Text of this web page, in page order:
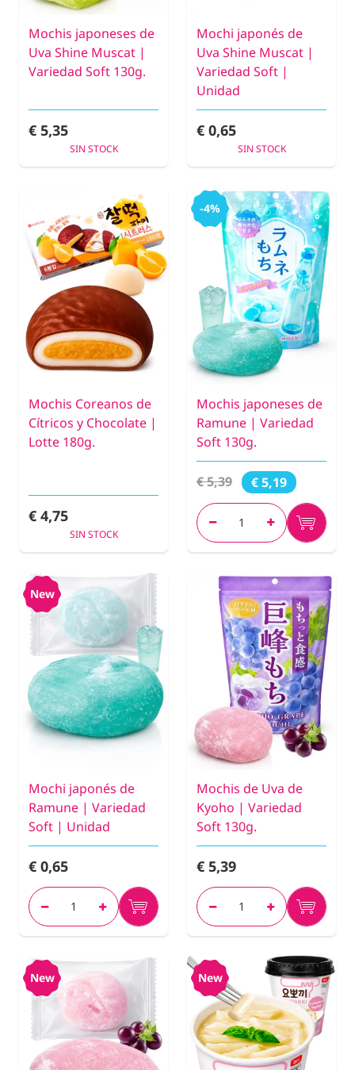
Mochis japoneses de
Uva Shine Muscat |
Variedad Soft 130g.
€ 5,35
SIN STOCK
Mochi japonés de
Uva Shine Muscat |
Variedad Soft |
Unidad
€ 0,65
SIN STOCK
Mochis Coreanos de
Cítricos y Chocolate |
Lotte 180g.
€ 4,75
SIN STOCK
-4%
Mochis japoneses de
Ramune | Variedad
Soft 130g.
€ 5,39 € 5,19
New
Mochi japonés de
Ramune | Variedad
Soft | Unidad
€ 0,65
Mochis de Uva de
Kyoho | Variedad
Soft 130g.
€ 5,39
New New